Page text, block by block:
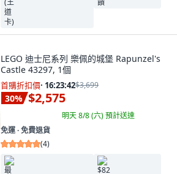
LEGO 迪士尼系列 樂佩的城堡 Rapunzel's
Castle 43297, 1個
首購折扣價· 16:23:41$3,699
30% $2,575
明天 8/8 (六)預計送達
免運 ∙ 免費退貨
(4)